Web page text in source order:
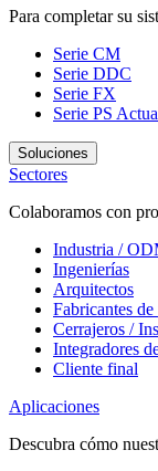
Para completar su
Serie CM
Serie DDC
Serie FX
Serie PS
Soluciones
Sectores
Colaboramos con
Industria /
Ingenierías
Arquitectos
Fabricantes de
Cerrajeros /
Integradores
Cliente final
Aplicaciones
Descubra cómo